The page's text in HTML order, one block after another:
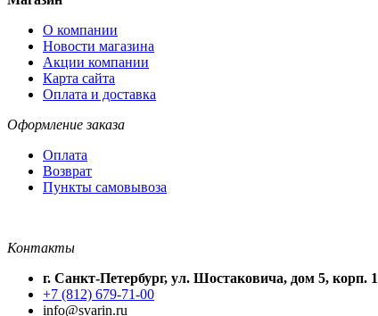
О компании
Новости магазина
Акции компании
Карта сайта
Оплата и доставка
Оформление заказа
Оплата
Возврат
Пункты самовывоза
Контакты
г. Санкт-Петербург, ул. Шостаковича, дом 5, корп. 1
+7 (812) 679-71-00
info@svarin.ru